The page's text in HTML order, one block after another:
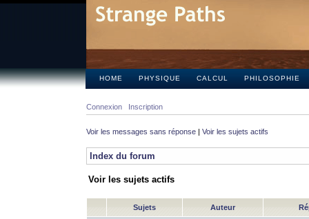
HOME PHYSIQUE CALCUL PHILOSOPHIE
Connexion Inscription
Voir les messages sans réponse | Voir les sujets actifs
Index du forum
Voir les sujets actifs
Sujets Auteur